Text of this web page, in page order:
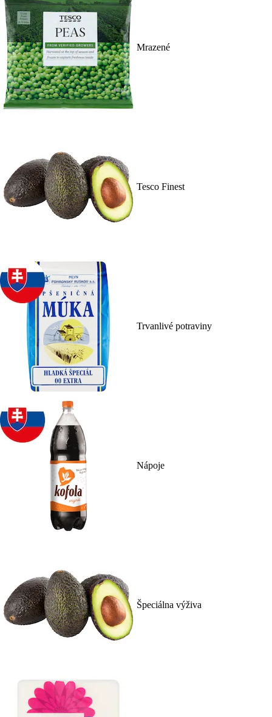
Mrazené
Tesco Finest
Trvanlivé potraviny
Nápoje
Špeciálna výživa